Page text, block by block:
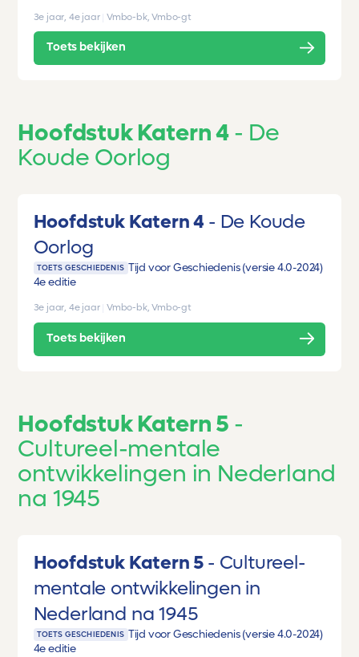
3e jaar, 4e jaar Vmbo-bk, Vmbo-gt
Toets bekijken
Hoofdstuk Katern 4
De
Koude Oorlog
Hoofdstuk Katern 4
De Koude
Oorlog
TOETS GESCHIEDENIS Tijd voor Geschiedenis (versie 4.0-2024)
4e editie
3e jaar, 4e jaar Vmbo-bk, Vmbo-gt
Toets bekijken
Hoofdstuk Katern 5
Cultureel-mentale
ontwikkelingen in Nederland
na 1945
Hoofdstuk Katern 5
Cultureel-
mentale ontwikkelingen in
Nederland na 1945
TOETS GESCHIEDENIS Tijd voor Geschiedenis (versie 4.0-2024)
4e editie